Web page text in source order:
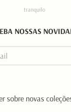
tranquilo
NOSSAS
sobre novas